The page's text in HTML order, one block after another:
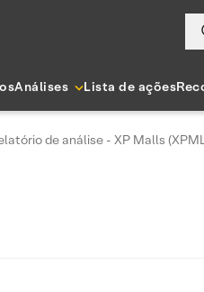
Análises Lista de ações
de análise - XP Malls